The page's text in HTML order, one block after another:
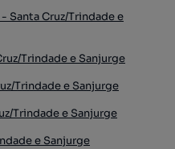
Santa Cruz/Trindade e
Trindade e Sanjurge
Trindade e Sanjurge
Trindade e Sanjurge
e Sanjurge